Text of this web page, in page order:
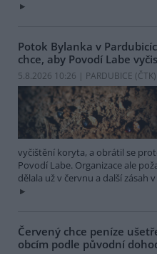
Potok Bylanka v
chce, aby Povodí Labe
5.8.2026 10:26 | PARDUBICE (ČTK)
vyčištění koryta, a obrátil se
Povodí Labe. Organizace ale
dělala už v červnu a další zásah
Červený chce peníze
obcím podle původní